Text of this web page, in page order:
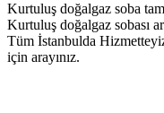
Kurtuluş doğalgaz soba
Kurtuluş doğalgaz sobası
Tüm İstanbulda
için arayınız.